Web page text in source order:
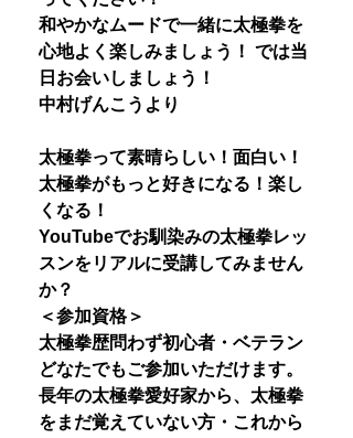
和やかなムードで一緒に太極拳を
心地よく楽しみましょう！ では当
日お会いしましょう！
中村げんこうより
太極拳って素晴らしい！面白い！
太極拳がもっと好きになる！楽し
くなる！
YouTubeでお馴染みの太極拳レッ
スンをリアルに受講してみません
か？
＜参加資格＞
太極拳歴問わず初心者・ベテラン
どなたでもご参加いただけます。
長年の太極拳愛好家から、太極拳
をまだ覚えていない方・これから